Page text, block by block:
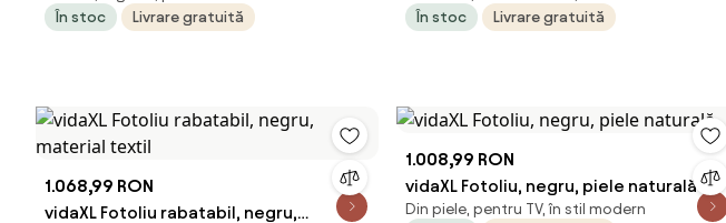
În stoc
Livrare gratuită
În stoc
Livrare gratuită
1.068,99 RON
vidaXL Fotoliu rabatabil, negru,
1.008,99 RON
vidaXL Fotoliu, negru, piele naturală
Din piele, pentru TV, în stil modern